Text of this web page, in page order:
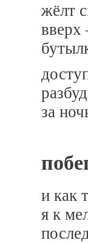
жёлт
вверх
за
и как
я к